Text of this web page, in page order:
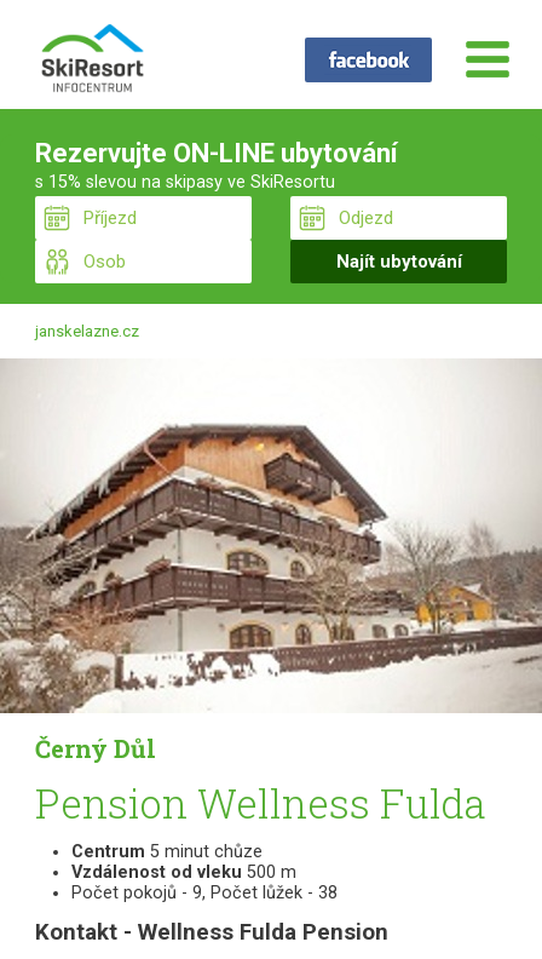
Rezervujte ON-LINE ubytování
s 15% slevou na skipasy ve SkiResortu
janskelazne.cz
Černý Důl
Pension Wellness Fulda
Centrum 5 minut chůze
Vzdálenost od vleku 500 m
Počet pokojů - 9, Počet lůžek - 38
Kontakt - Wellness Fulda Pension